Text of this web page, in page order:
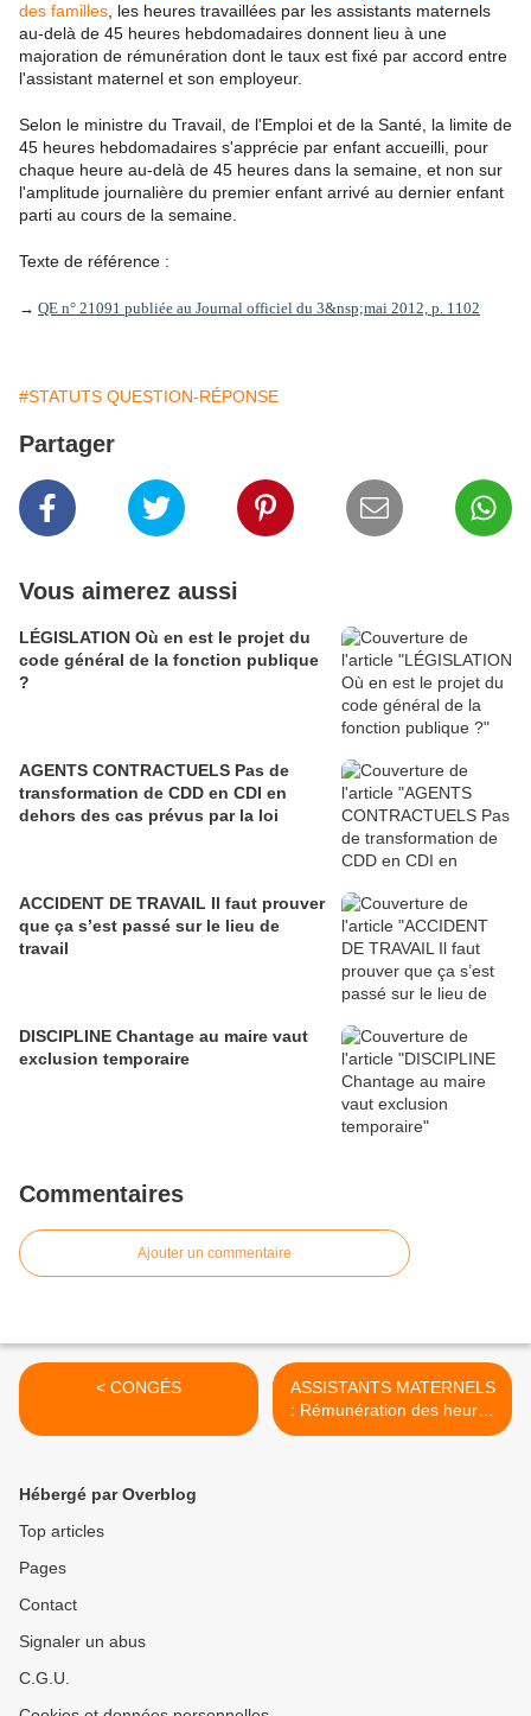
des familles , les heures travaillées par les assistants maternels
au-delà de 45 heures hebdomadaires donnent lieu à une
majoration de rémunération dont le taux est fixé par accord entre
l'assistant maternel et son employeur.
Selon le ministre du Travail, de l'Emploi et de la Santé, la limite de
45 heures hebdomadaires s'apprécie par enfant accueilli, pour
chaque heure au-delà de 45 heures dans la semaine, et non sur
l'amplitude journalière du premier enfant arrivé au dernier enfant
parti au cours de la semaine.
Texte de référence :
→ QE n° 21091 publiée au Journal officiel du 3&nsp;mai 2012, p. 1102
#STATUTS QUESTION-RÉPONSE
Partager
Vous aimerez aussi
LÉGISLATION Où en est le projet du
code général de la fonction publique
?
AGENTS CONTRACTUELS Pas de
transformation de CDD en CDI en
dehors des cas prévus par la loi
ACCIDENT DE TRAVAIL Il faut prouver
que ça s’est passé sur le lieu de
travail
DISCIPLINE Chantage au maire vaut
exclusion temporaire
Commentaires
Ajouter un commentaire
< CONGÉS
ASSISTANTS MATERNELS
: Rémunération des heures
supplémentaires >
Hébergé par Overblog
Top articles
Pages
Contact
Signaler un abus
C.G.U.